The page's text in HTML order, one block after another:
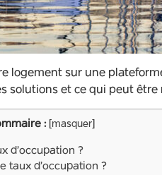
logement sur une
solutions et ce qui peut
: masquer
d’occupation ?
taux d’occupation ?